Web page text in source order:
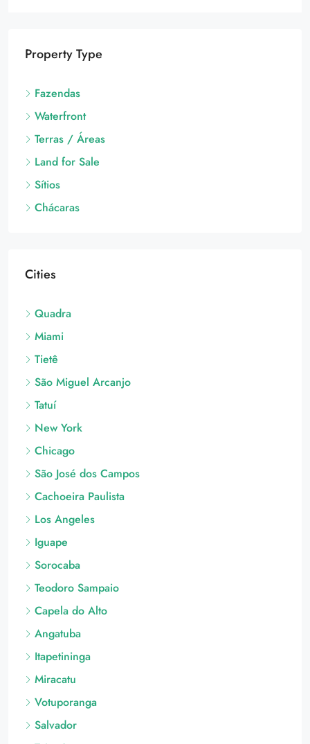
Property Type
Fazendas
Waterfront
Terras / Áreas
Land for Sale
Sítios
Chácaras
Cities
Quadra
Miami
Tietê
São Miguel Arcanjo
Tatuí
New York
Chicago
São José dos Campos
Cachoeira Paulista
Los Angeles
Iguape
Sorocaba
Teodoro Sampaio
Capela do Alto
Angatuba
Itapetininga
Miracatu
Votuporanga
Salvador